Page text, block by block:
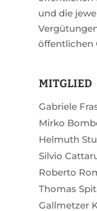
und die
öffentlichen
MITGLIED
Gabriele
Mirko
Helmuth
Silvio
Roberto
Thomas
Gallmetzer